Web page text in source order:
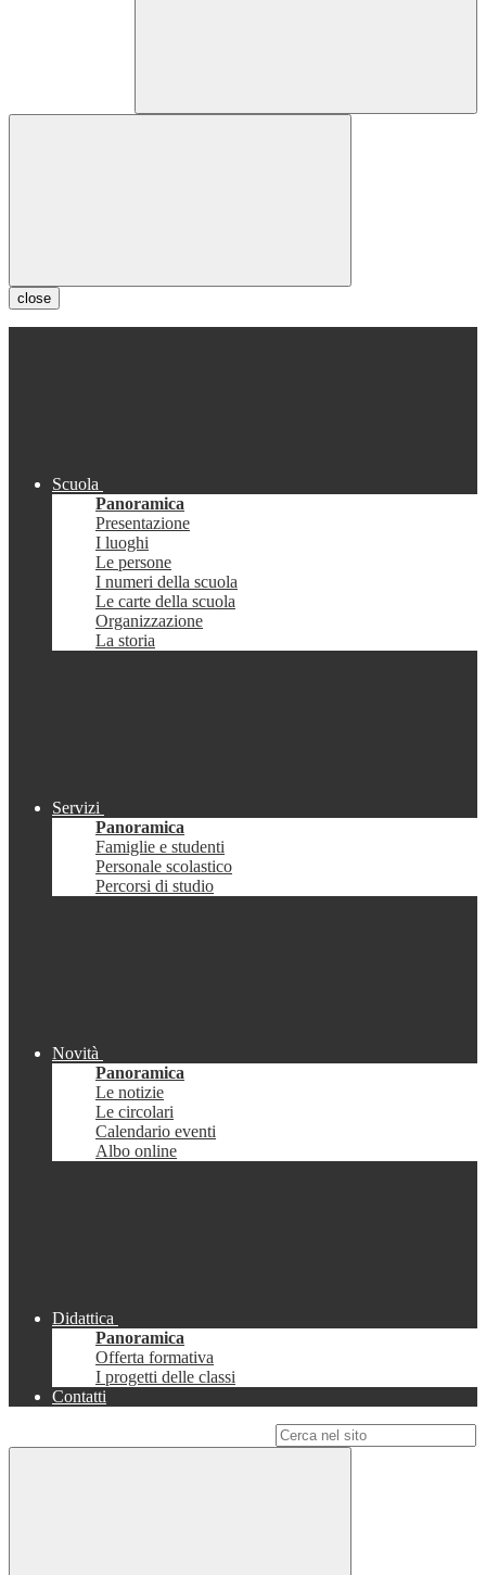
close
Scuola
Panoramica
Presentazione
I luoghi
Le persone
I numeri della scuola
Le carte della scuola
Organizzazione
La storia
Servizi
Panoramica
Famiglie e studenti
Personale scolastico
Percorsi di studio
Novità
Panoramica
Le notizie
Le circolari
Calendario eventi
Albo online
Didattica
Panoramica
Offerta formativa
I progetti delle classi
Contatti